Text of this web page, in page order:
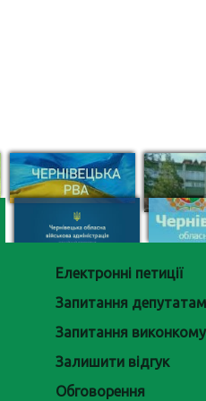
Електронні петиції
Запитання депутатам
Запитання виконкому
Залишити відгук
Обговорення